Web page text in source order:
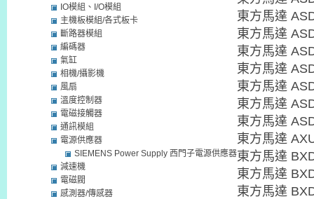
東方馬達
東方馬達
東方馬達
東方馬達
東方馬達
東方馬達
東方馬達
東方馬達
東方馬達
東方馬達
東方馬達
IO模組、I/O模組
主機板模組/各式板卡
斷路器模組
編碼器
氣缸
相機/攝影機
風扇
溫度控制器
電磁接觸器
通訊模組
電源供應器
SIEMENS Power Supply 西門子電源供應器
減速機
電磁閥
感測器/傳感器